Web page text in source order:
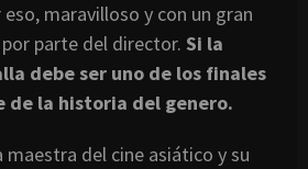
maravilloso y con un gran
parte del director. Si la
debe ser uno de los finales
de la historia del genero.
maestra del cine asiático y su